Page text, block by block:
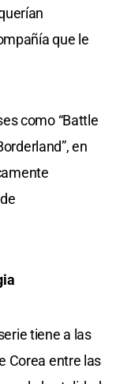
que le
como “Battle
en
tiene a las
Corea entre las